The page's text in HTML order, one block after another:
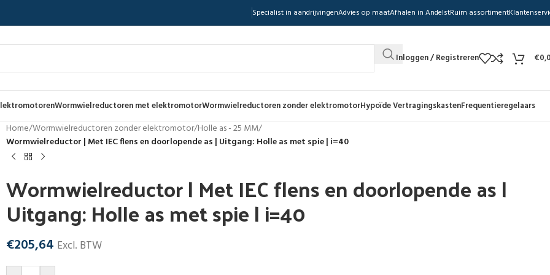
Specialist in aandrijvingenAdvies op maatAfhalen in AndelstRuim assortiment
Inloggen / Registreren €
Wormwielreductoren met elektromotorWormwielreductoren zonder elektromotorHypoïde VertragingskastenFrequentieregelaars
Home/Wormwielreductoren zonder elektromotor/Holle as - 25 MM/
Wormwielreductor | Met IEC flens en doorlopende as | Uitgang: Holle as met spie | i=40
Wormwielreductor | Met IEC flens en doorlopende as |
Uitgang: Holle as met spie | i=40
€205,64 Excl. BTW